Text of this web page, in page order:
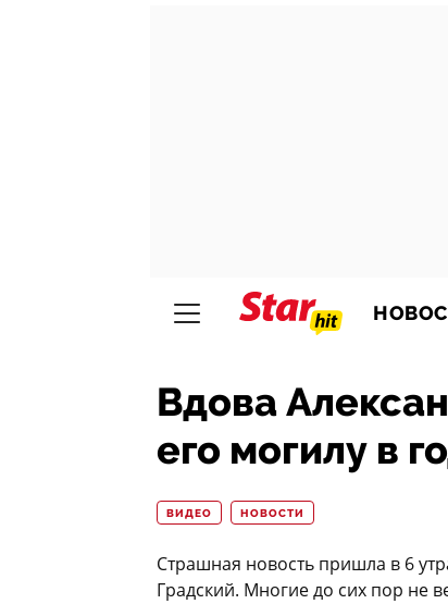
Вдова
его могилу в
ВИДЕО НОВОСТИ
Страшная новость пришла в 6
Градский. Многие до сих пор не